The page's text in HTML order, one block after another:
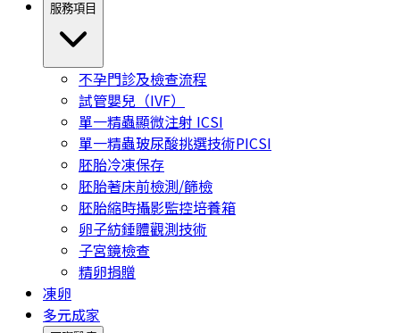
服務項目
不孕門診及檢查流程
試管嬰兒（IVF）
單一精蟲顯微注射 ICSI
單一精蟲玻尿酸挑選技術PICSI
胚胎冷凍保存
胚胎著床前檢測/篩檢
胚胎縮時攝影監控培養箱
卵子紡錘體觀測技術
子宮鏡檢查
精卵捐贈
凍卵
多元成家